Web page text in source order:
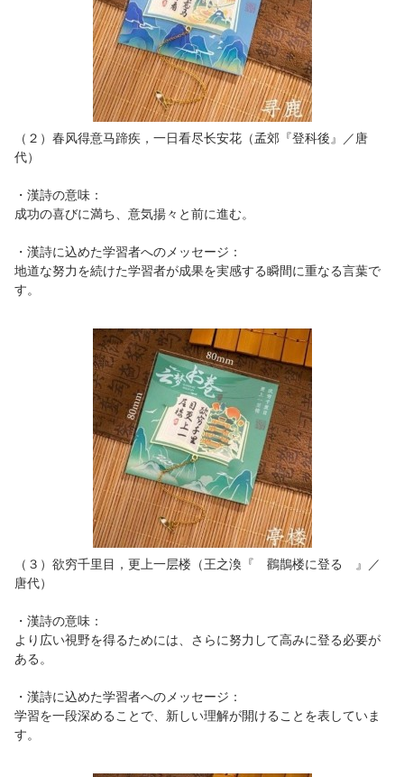
（２）春风得意马蹄疾，一日看尽长安花（孟郊『登科後』／唐
代）
・漢詩の意味：
成功の喜びに満ち、意気揚々と前に進む。
・漢詩に込めた学習者へのメッセージ：
地道な努力を続けた学習者が成果を実感する瞬間に重なる言葉で
す。
（３）欲穷千里目，更上一层楼（王之渙『 鸛鵲楼に登る 』／
唐代）
・漢詩の意味：
より広い視野を得るためには、さらに努力して高みに登る必要が
ある。
・漢詩に込めた学習者へのメッセージ：
学習を一段深めることで、新しい理解が開けることを表していま
す。